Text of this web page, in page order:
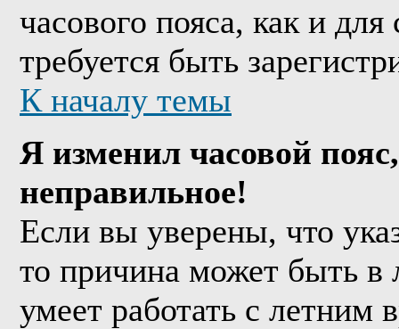
часового пояса, как и
требуется быть
К началу темы
Я изменил часовой
неправильное!
Если вы уверены, что
то причина может быть
умеет работать с летним